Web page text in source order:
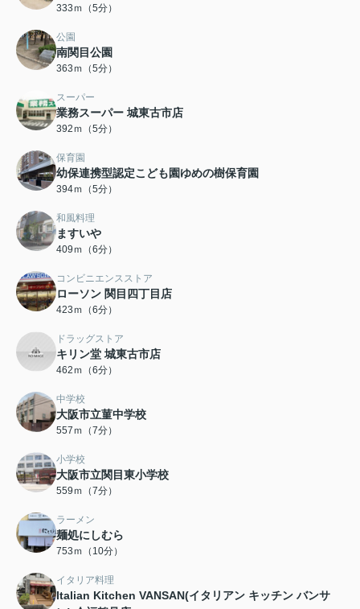
333ｍ（5分）
公園
南関目公園
363ｍ（5分）
スーパー
業務スーパー 城東古市店
392ｍ（5分）
保育園
幼保連携型認定こども園ゆめの樹保育園
394ｍ（5分）
和風料理
ますいや
409ｍ（6分）
コンビニエンスストア
ローソン 関目四丁目店
423ｍ（6分）
ドラッグストア
キリン堂 城東古市店
462ｍ（6分）
中学校
大阪市立菫中学校
557ｍ（7分）
小学校
大阪市立関目東小学校
559ｍ（7分）
ラーメン
麺処にしむら
753ｍ（10分）
イタリア料理
Italian Kitchen VANSAN(イタリアン キッチン バンサ